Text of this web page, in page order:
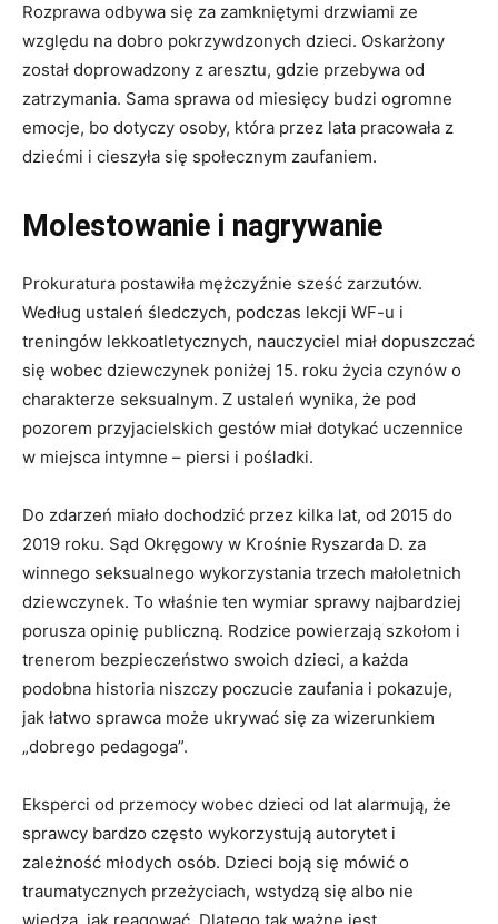
Rozprawa odbywa się za zamkniętymi drzwiami ze
względu na dobro pokrzywdzonych dzieci. Oskarżony
został doprowadzony z aresztu, gdzie przebywa od
zatrzymania. Sama sprawa od miesięcy budzi ogromne
emocje, bo dotyczy osoby, która przez lata pracowała z
dziećmi i cieszyła się społecznym zaufaniem.
Molestowanie i nagrywanie
Prokuratura postawiła mężczyźnie sześć zarzutów.
Według ustaleń śledczych, podczas lekcji WF-u i
treningów lekkoatletycznych, nauczyciel miał dopuszczać
się wobec dziewczynek poniżej 15. roku życia czynów o
charakterze seksualnym. Z ustaleń wynika, że pod
pozorem przyjacielskich gestów miał dotykać uczennice
w miejsca intymne – piersi i pośladki.
Do zdarzeń miało dochodzić przez kilka lat, od 2015 do
2019 roku. Sąd Okręgowy w Krośnie Ryszarda D. za
winnego seksualnego wykorzystania trzech małoletnich
dziewczynek. To właśnie ten wymiar sprawy najbardziej
porusza opinię publiczną. Rodzice powierzają szkołom i
trenerom bezpieczeństwo swoich dzieci, a każda
podobna historia niszczy poczucie zaufania i pokazuje,
jak łatwo sprawca może ukrywać się za wizerunkiem
„dobrego pedagoga”.
Eksperci od przemocy wobec dzieci od lat alarmują, że
sprawcy bardzo często wykorzystują autorytet i
zależność młodych osób. Dzieci boją się mówić o
traumatycznych przeżyciach, wstydzą się albo nie